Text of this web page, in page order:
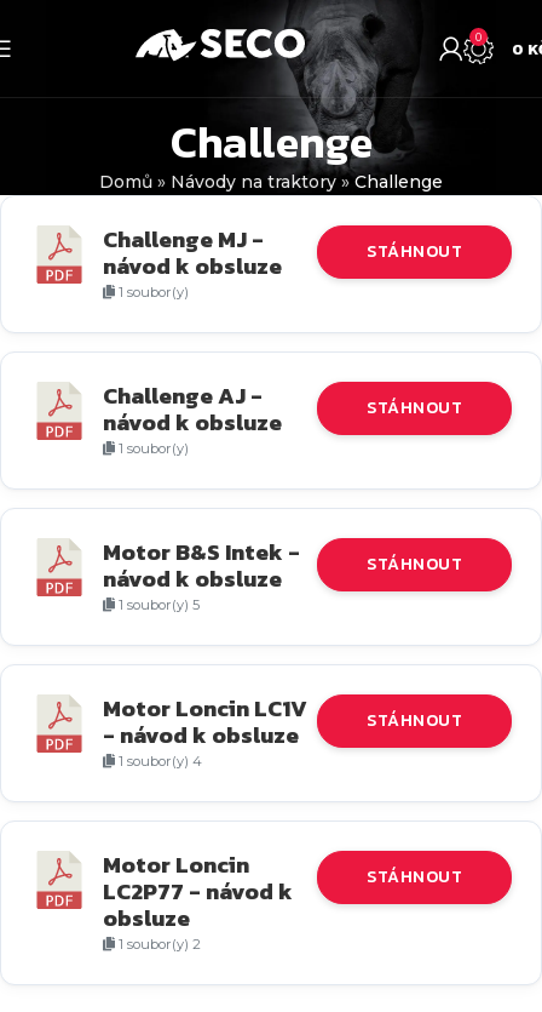
0
0
Challenge
Domů » Návody na traktory »Challenge
Challenge MJ -
návod k obsluze
1 soubor(y)
STÁHNOUT
Challenge AJ -
návod k obsluze
1 soubor(y)
STÁHNOUT
Motor B&S Intek -
návod k obsluze
1 soubor(y) 5
STÁHNOUT
Motor Loncin LC1V
- návod k obsluze
1 soubor(y) 4
STÁHNOUT
Motor Loncin
LC2P77 - návod k
obsluze
1 soubor(y) 2
STÁHNOUT